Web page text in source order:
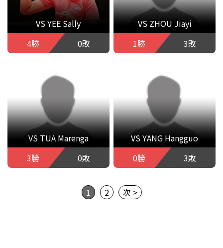
VS YEE Sally
4勝
0敗
VS ZHOU Jiayi
1勝
3敗
VS TUA Marenga
3勝
0敗
VS YANG Hangguo
0勝
3敗
1 2 次 >